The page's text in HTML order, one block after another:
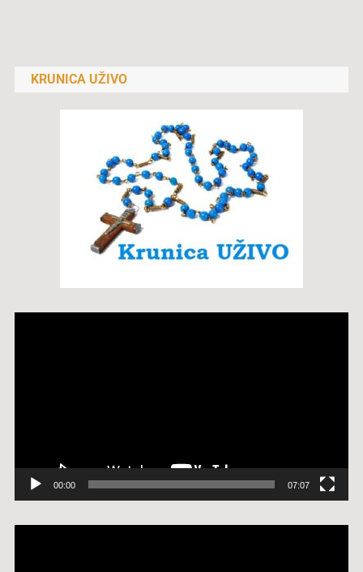
KRUNICA UŽIVO
00:00 07:07